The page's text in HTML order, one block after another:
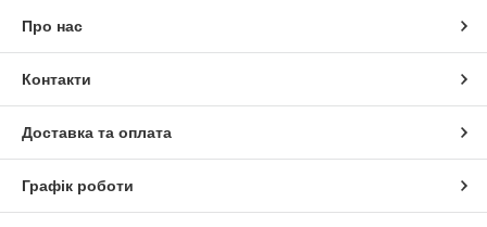
Про нас
Контакти
Доставка та оплата
Графік роботи